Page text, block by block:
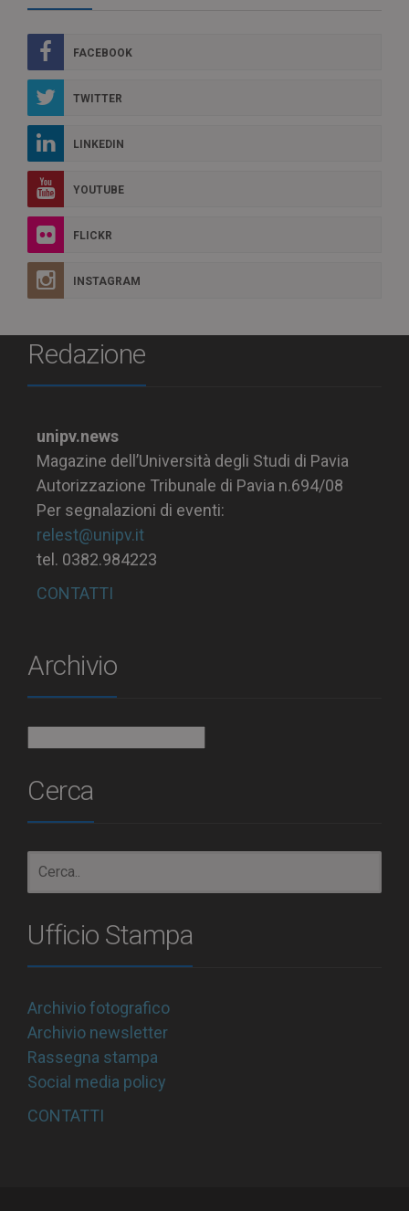
FACEBOOK
TWITTER
LINKEDIN
YOUTUBE
FLICKR
INSTAGRAM
Redazione
unipv.news
Magazine dell’Università degli Studi di Pavia
Autorizzazione Tribunale di Pavia n.694/08
Per segnalazioni di eventi:
relest@unipv.it
tel. 0382.984223
CONTATTI
Archivio
Cerca
Ufficio Stampa
Archivio fotografico
Archivio newsletter
Rassegna stampa
Social media policy
CONTATTI